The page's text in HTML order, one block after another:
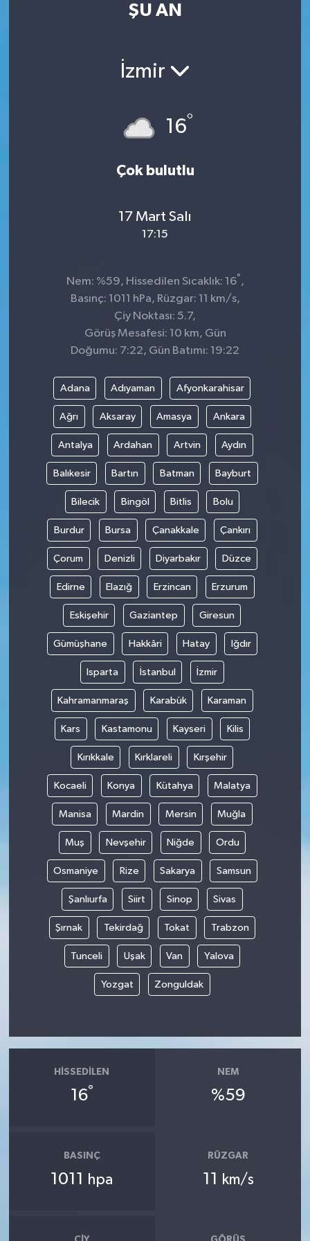
ŞU AN
İzmir
16°
Çok bulutlu
17 Mart Salı
17:15
Nem: %59, Hissedilen Sıcaklık: 16° ,
Basınç: 1011 hPa, Rüzgar: 11 km/s,
Çiy Noktası: 5.7,
Görüş Mesafesi: 10 km, Gün
Doğumu: 7:22, Gün Batımı: 19:22
Adana Adıyaman Afyonkarahisar
Ağrı Aksaray Amasya Ankara
Antalya Ardahan Artvin Aydın
Balıkesir Bartın Batman Bayburt
Bilecik Bingöl Bitlis Bolu
Burdur Bursa Çanakkale Çankırı
Çorum Denizli Diyarbakır Düzce
Edirne Elazığ Erzincan Erzurum
Eskişehir Gaziantep Giresun
Gümüşhane Hakkâri Hatay Iğdır
Isparta İstanbul İzmir
Kahramanmaraş Karabük Karaman
Kars Kastamonu Kayseri Kilis
Kırıkkale Kırklareli Kırşehir
Kocaeli Konya Kütahya Malatya
Manisa Mardin Mersin Muğla
Muş Nevşehir Niğde Ordu
Osmaniye Rize Sakarya Samsun
Şanlıurfa Siirt Sinop Sivas
Şırnak Tekirdağ Tokat Trabzon
Tunceli Uşak Van Yalova
Yozgat Zonguldak
HISSEDILEN
16°
NEM
%59
BASINÇ
1011 hpa
RÜZGAR
11 km/s